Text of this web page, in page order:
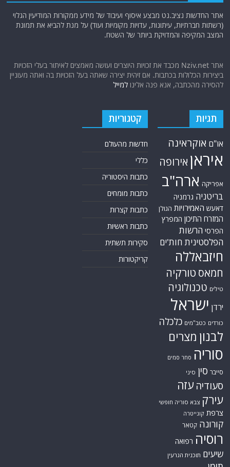
אתר החדשות נציב.נט מבצע איסוף ועיבוד של מידע ממקורות המודיעין הגלוי
(רשתות חברתיות, עיתונות, עדויות מקומיות ועוד) על מנת להביא את תמונת
המצב המקיפה והמדויקת ביותר של השטח.
אתר Nziv.net מכבד את זכויות היוצרים ועושה מאמצים לאיתור בעלי הזכויות
ביצירות הכלולות בכתבות. אם זיהית יצירה שאתה בעל הזכויות בה ואתה מעוניין
להסירה מהכתבה, אנא פנה אלינולמייל
תגיות
או"ם אוקראינה
איראן אירופה
אפריקה ארה"ב
בריטניה גרמניה
דאעש האמירויות הגולן
המזרח התיכון המפרץ
הפרסי הרשות
הפלסטינית חות'ים
חיזבאללה
חמאס טורקיה
טילים טכנולוגיה
ירדן ישראל
כורדים כטב"מים כלכלה
לבנון מצרים
סוריה סחר סמים
סייבר סין סיני
סעודיה עזה
עירק צבא סוריה חופשי
צרפת קונייטרה
קורונה קטאר
רוסיה רפואה
שיעים תוכנית הגרעין
קטגוריות
חדשות מהעולם
כללי
כתבות היסטוריה
כתבות מומחים
כתבות קצרות
כתבות ראשיות
סקירות תשתית
קריקטורות